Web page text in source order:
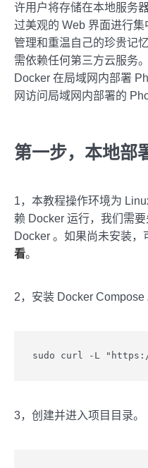
许用户将存储在本地服务
过美观的 Web 界面进行
管理和重温自己的珍贵记
需依赖任何第三方云服务
Docker 在局域网内部署
网访问局域网内部署的
第一步，本地部
1，本教程操作环境为
赖 Docker 运行，我们需
Docker 。如果尚未安装，
看。
2，安装 Docker Compose
sudo curl -L
3，创建并进入项目目录。